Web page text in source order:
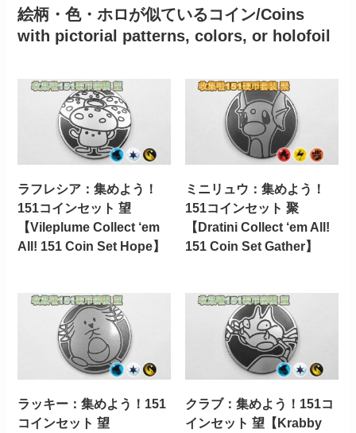
絵柄・色・ホロが似ているコイン/Coins
with pictorial patterns, colors, or holofoil
ラフレシア：集めよう！
151コインセット 望
【Vileplume Collect ‘em
All! 151 Coin Set Hope】
ミニリュウ：集めよう！
151コインセット 聚
【Dratini Collect ‘em All!
151 Coin Set Gather】
ラッキー：集めよう！151
コインセット 望
クラブ：集めよう！151コ
インセット 望【Krabby